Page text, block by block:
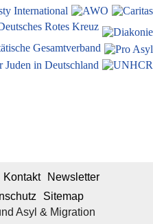
Asyl & Migration
Kontakt
Newsletter
Sitemap